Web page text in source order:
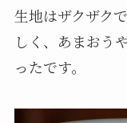
生地はザクザク
しく、あまおう
ったです。